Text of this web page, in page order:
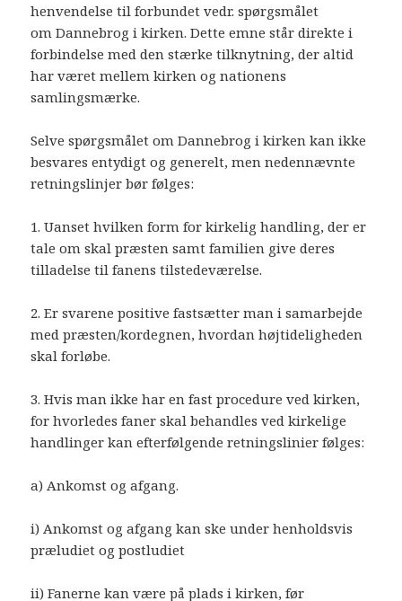
henvendelse til forbundet vedr. spørgsmålet
om Dannebrog i kirken. Dette emne står direkte i
forbindelse med den stærke tilknytning, der altid
har været mellem kirken og nationens
samlingsmærke.
Selve spørgsmålet om Dannebrog i kirken kan ikke
besvares entydigt og generelt, men nedennævnte
retningslinjer bør følges:
1. Uanset hvilken form for kirkelig handling, der er
tale om skal præsten samt familien give deres
tilladelse til fanens tilstedeværelse.
2. Er svarene positive fastsætter man i samarbejde
med præsten/kordegnen, hvordan højtideligheden
skal forløbe.
3. Hvis man ikke har en fast procedure ved kirken,
for hvorledes faner skal behandles ved kirkelige
handlinger kan efterfølgende retningslinier følges:
a) Ankomst og afgang.
i) Ankomst og afgang kan ske under henholdsvis
præludiet og postludiet
ii) Fanerne kan være på plads i kirken, før